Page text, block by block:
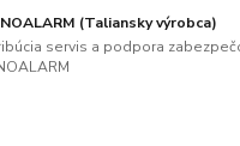
(Taliansky výrobca)
servis a podpora